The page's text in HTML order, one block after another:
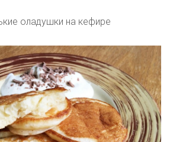
оладушки на кефире